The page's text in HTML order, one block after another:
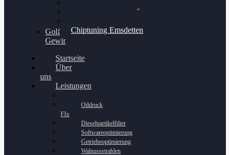
Chiptuning Schüttorf
Chiptuning Emsdetten
Golf
Gewinnspiel
Startseite
Über
uns
Leistungen
Oildruck
FIx
Dieselpartikelfilter
Softwareoptimierung
Getriebeoptimierung
Walnussstrahlen